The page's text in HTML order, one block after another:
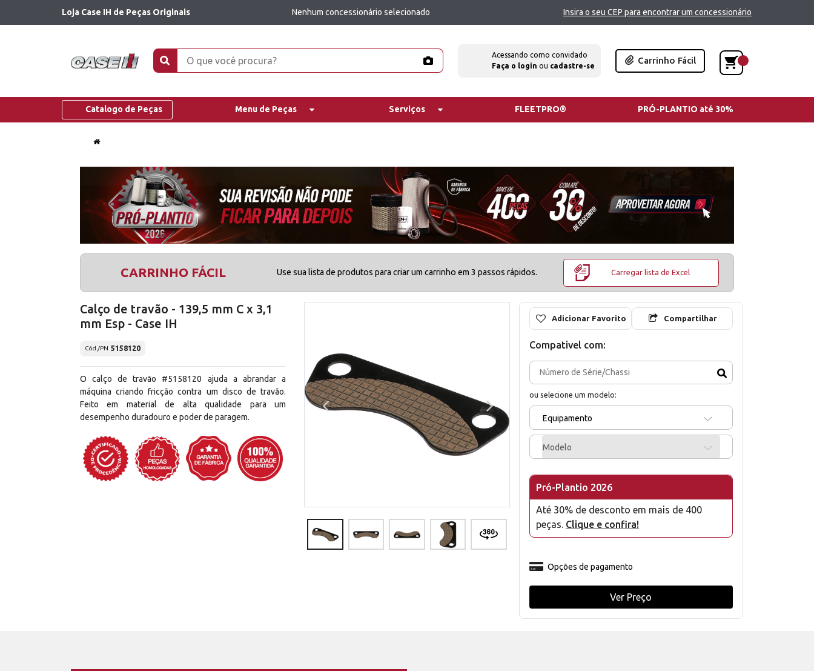
Loja Case IH de Peças Originais Nenhum concessionário selecionado Insira o seu CEP para encontrar um concessionário
Acessando como convidado
Faça o login ou cadastre-se
Carrinho Fácil
Catalogo de Peças Menu de Peças Serviços FLEETPRO® PRÓ-PLANTIO até 30%
CARRINHO FÁCIL Use sua lista de produtos para criar um carrinho em 3 passos rápidos. Carregar lista de Excel
Calço de travão - 139,5 mm C x 3,1
mm Esp - Case IH
Cód./PN 5158120
O calço de travão #5158120 ajuda a abrandar a
máquina criando fricção contra um disco de travão.
Feito em material de alta qualidade para um
desempenho duradouro e poder de paragem.
Adicionar Favorito Compartilhar
Compativel com:
ou selecione um modelo:
Equipamento
Modelo
Pró-Plantio 2026
Até 30% de desconto em mais de 400
peças. Clique e confira!
Opções de pagamento
Ver Preço